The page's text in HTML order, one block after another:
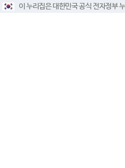
이 누리집은 대한민국 공식 전자정부